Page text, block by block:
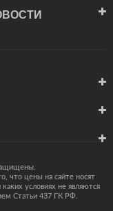
что цены на сайте носят
условиях не являются
Статьи 437 ГК РФ.